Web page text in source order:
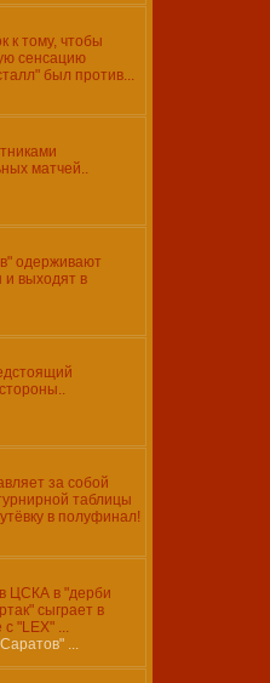
к тому, чтобы
сенсацию
был против...
матчей..
одерживают
выходят в
за собой
таблицы
в полуфинал!
ЦСКА в "дерби
сыграет в
"LEX" ...
...